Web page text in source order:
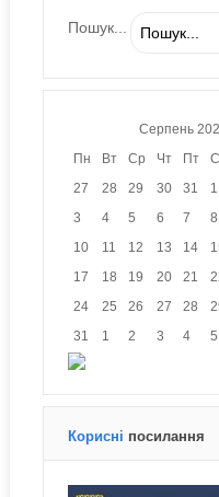
Пошук...
Серпень
Пн Вт Ср Чт Пт
27 28 29 30 31 1
3 4 5 6 7 8
10 11 12 13 14
17 18 19 20 21
24 25 26 27 28
31 1 2 3 4 5
Корисні посилання